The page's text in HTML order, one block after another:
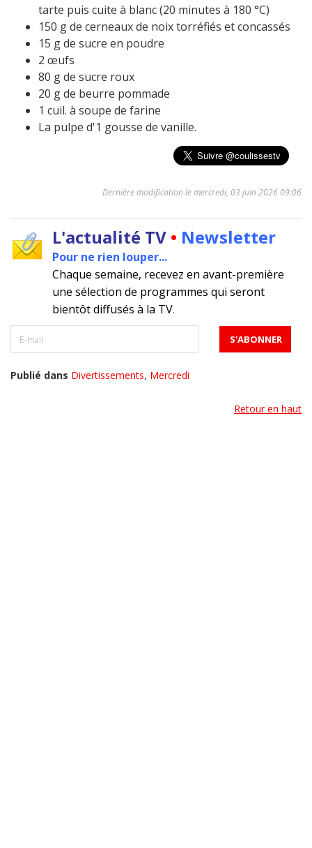
tarte puis cuite à blanc (20 minutes à 180 °C)
150 g de cerneaux de noix torréfiés et concassés
15 g de sucre en poudre
2 œufs
80 g de sucre roux
20 g de beurre pommade
1 cuil. à soupe de farine
La pulpe d'1 gousse de vanille.
Dernière modification le mercredi, 03 juin 2026 09:06
L'actualité TV • Newsletter
Pour ne rien louper...
Chaque semaine, recevez en avant-première
une sélection de programmes qui seront
bientôt diffusés à la TV.
Publié dans Divertissements, Mercredi
Retour en haut